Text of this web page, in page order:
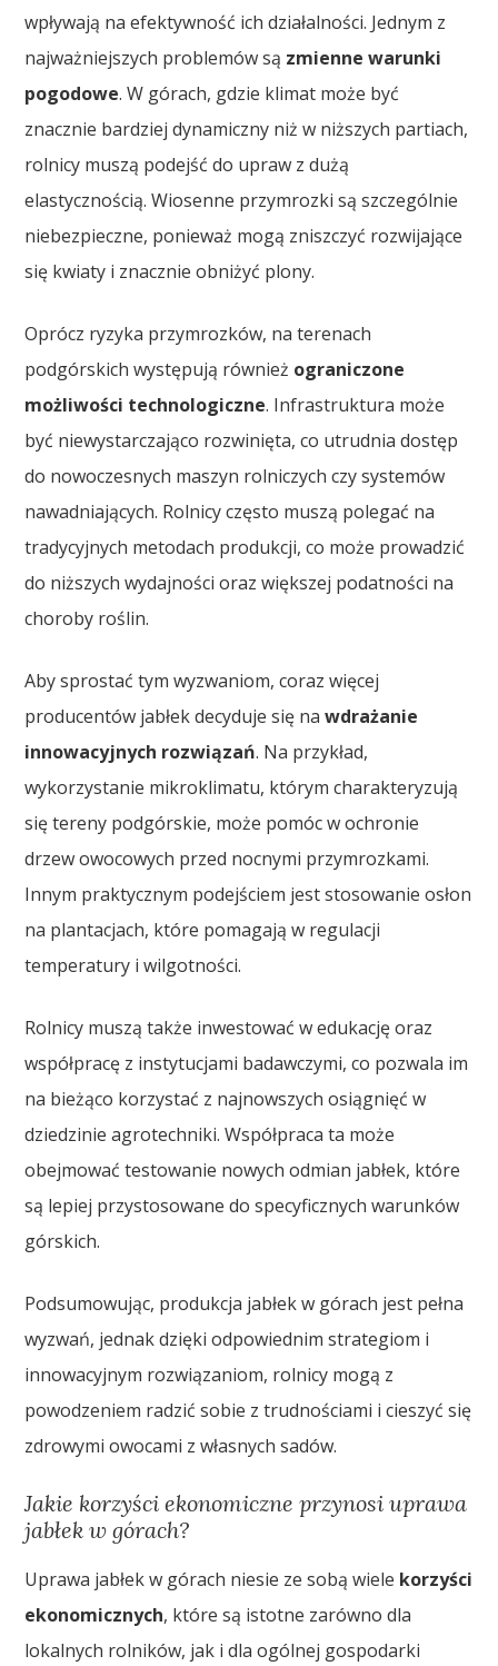
wpływają na efektywność ich działalności. Jednym z
najważniejszych problemów są zmienne warunki
pogodowe. W górach, gdzie klimat może być
znacznie bardziej dynamiczny niż w niższych partiach,
rolnicy muszą podejść do upraw z dużą
elastycznością. Wiosenne przymrozki są szczególnie
niebezpieczne, ponieważ mogą zniszczyć rozwijające
się kwiaty i znacznie obniżyć plony.
Oprócz ryzyka przymrozków, na terenach
podgórskich występują również ograniczone
możliwości technologiczne. Infrastruktura może
być niewystarczająco rozwinięta, co utrudnia dostęp
do nowoczesnych maszyn rolniczych czy systemów
nawadniających. Rolnicy często muszą polegać na
tradycyjnych metodach produkcji, co może prowadzić
do niższych wydajności oraz większej podatności na
choroby roślin.
Aby sprostać tym wyzwaniom, coraz więcej
producentów jabłek decyduje się nawdrażanie
innowacyjnych rozwiązań. Na przykład,
wykorzystanie mikroklimatu, którym charakteryzują
się tereny podgórskie, może pomóc w ochronie
drzew owocowych przed nocnymi przymrozkami.
Innym praktycznym podejściem jest stosowanie osłon
na plantacjach, które pomagają w regulacji
temperatury i wilgotności.
Rolnicy muszą także inwestować w edukację oraz
współpracę z instytucjami badawczymi, co pozwala im
na bieżąco korzystać z najnowszych osiągnięć w
dziedzinie agrotechniki. Współpraca ta może
obejmować testowanie nowych odmian jabłek, które
są lepiej przystosowane do specyficznych warunków
górskich.
Podsumowując, produkcja jabłek w górach jest pełna
wyzwań, jednak dzięki odpowiednim strategiom i
innowacyjnym rozwiązaniom, rolnicy mogą z
powodzeniem radzić sobie z trudnościami i cieszyć się
zdrowymi owocami z własnych sadów.
Jakie korzyści ekonomiczne przynosi uprawa
jabłek w górach?
Uprawa jabłek w górach niesie ze sobą wiele korzyści
ekonomicznych, które są istotne zarówno dla
lokalnych rolników, jak i dla ogólnej gospodarki